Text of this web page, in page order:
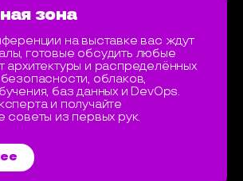
зона
на выставке вас ждут
готовые обсудить любые
архитектуры и распределённых
облаков,
баз данных и DevOps.
и получайте
советы из первых рук.